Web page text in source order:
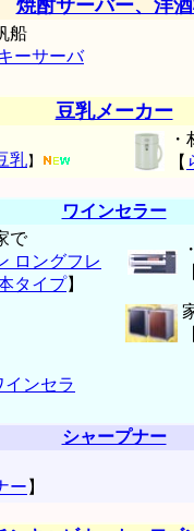
焼酎サーバー、洋
船
ーサーバ
豆乳メーカー
乳】
【
ワインセラー
で
ロングフレ
タイプ】
インセラ
シャープナー
ー 】